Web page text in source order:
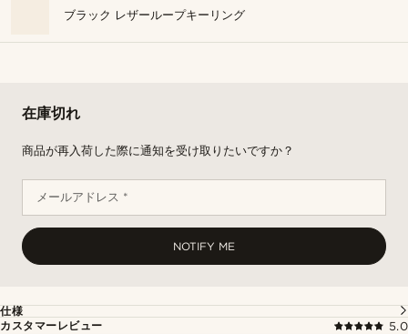
ブラック レザーループキーリング
在庫切れ
商品が再入荷した際に通知を受け取りたいですか？
メールアドレス *
NOTIFY ME
仕様
カスタマーレビュー
5.0